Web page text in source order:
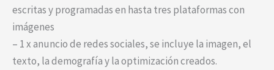
escritas y programadas en hasta tres plataformas con
imágenes
– 1 x anuncio de redes sociales, se incluye la imagen, el
texto, la demografía y la optimización creados.